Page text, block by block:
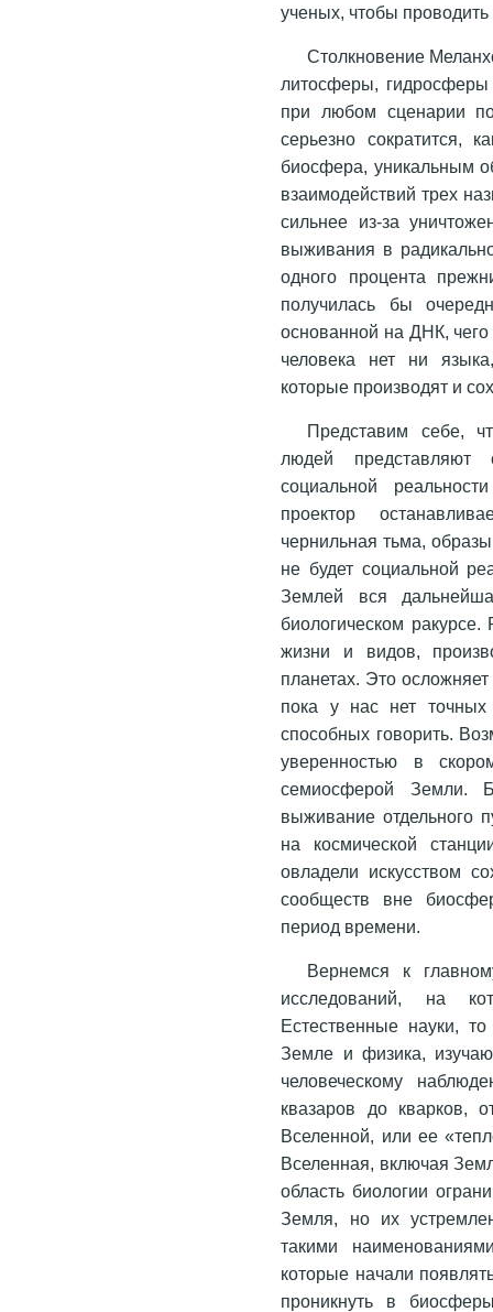
ученых, чтобы
Столкновение
литосферы,
при любом сценарии
серьезно сократится,
биосфера, уникальным
взаимодействий трех
сильнее из-за
выживания в
одного процента
получилась бы
основанной на ДНК, чего
человека нет ни
которые производят и
Представим себе,
людей представляют
социальной
проектор
чернильная тьма,
не будет социальной
Землей вся
биологическом ракурсе.
жизни и видов,
планетах. Это
пока у нас нет точных
способных говорить.
уверенностью в
семиосферой Земли.
выживание отдельного
на космической
овладели искусством
сообществ вне
период времени.
Вернемся к
исследований, на
Естественные науки,
Земле и физика,
человеческому
квазаров до кварков,
Вселенной, или ее
Вселенная, включая
область биологии
Земля, но их
такими
которые начали
проникнуть в